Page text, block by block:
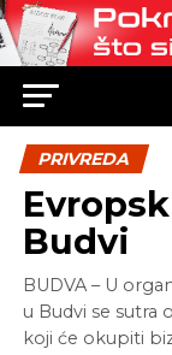
PRIVREDA
Budvi
BUDVA – U
u Budvi se sutra
koji će okupiti